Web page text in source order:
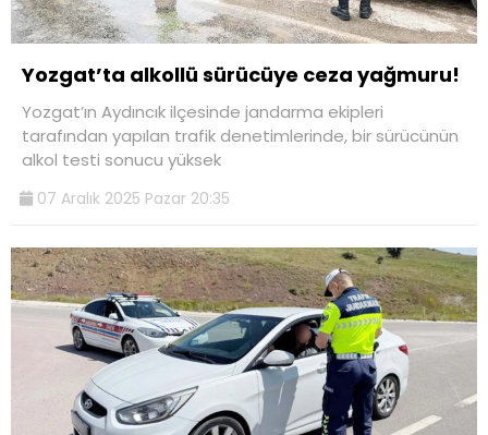
Yozgat’ta alkollü sürücüye ceza yağmuru!
Yozgat’ın Aydıncık ilçesinde jandarma ekipleri
tarafından yapılan trafik denetimlerinde, bir sürücünün
alkol testi sonucu yüksek
07 Aralık 2025 Pazar 20:35